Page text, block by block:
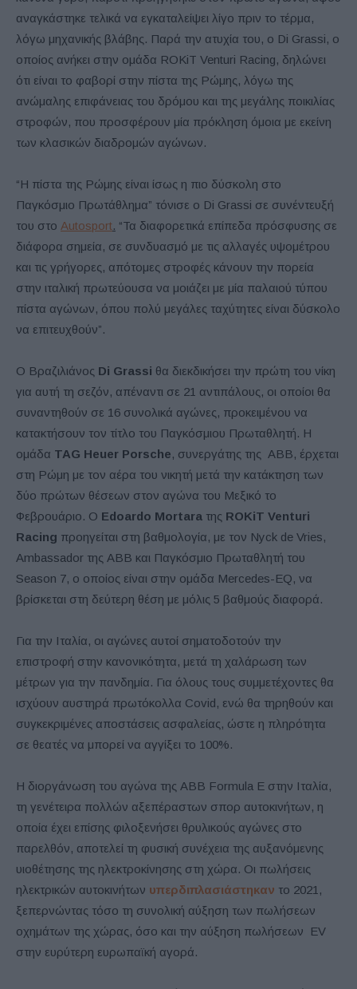
αναγκάστηκε τελικά να εγκαταλείψει λίγο πριν το τέρμα,
λόγω μηχανικής βλάβης. Παρά την ατυχία του, ο Di Grassi, ο
οποίος ανήκει στην ομάδα ROKiT Venturi Racing, δηλώνει
ότι είναι το φαβορί στην πίστα της Ρώμης, λόγω της
ανώμαλης επιφάνειας του δρόμου και της μεγάλης ποικιλίας
στροφών, που προσφέρουν μία πρόκληση όμοια με εκείνη
των κλασικών διαδρομών αγώνων.
“Η πίστα της Ρώμης είναι ίσως η πιο δύσκολη στο
Παγκόσμιο Πρωτάθλημα” τόνισε ο Di Grassi σε συνέντευξή
του στο Autosport. “Τα διαφορετικά επίπεδα πρόσφυσης σε
διάφορα σημεία, σε συνδυασμό με τις αλλαγές υψομέτρου
και τις γρήγορες, απότομες στροφές κάνουν την πορεία
στην ιταλική πρωτεύουσα να μοιάζει με μία παλαιού τύπου
πίστα αγώνων, όπου πολύ μεγάλες ταχύτητες είναι δύσκολο
να επιτευχθούν”.
Ο Βραζιλιάνος Di Grassi θα διεκδικήσει την πρώτη του νίκη
για αυτή τη σεζόν, απέναντι σε 21 αντιπάλους, οι οποίοι θα
συναντηθούν σε 16 συνολικά αγώνες, προκειμένου να
κατακτήσουν τον τίτλο του Παγκόσμιου Πρωταθλητή. Η
ομάδα TAG Heuer Porsche, συνεργάτης της ABB, έρχεται
στη Ρώμη με τον αέρα του νικητή μετά την κατάκτηση των
δύο πρώτων θέσεων στον αγώνα του Μεξικό το
Φεβρουάριο. Ο Edoardo Mortara της ROKiT Venturi
Racing προηγείται στη βαθμολογία, με τον Nyck de Vries,
Ambassador της ABB και Παγκόσμιο Πρωταθλητή του
Season 7, ο οποίος είναι στην ομάδα Mercedes-EQ, να
βρίσκεται στη δεύτερη θέση με μόλις 5 βαθμούς διαφορά.
Για την Ιταλία, οι αγώνες αυτοί σηματοδοτούν την
επιστροφή στην κανονικότητα, μετά τη χαλάρωση των
μέτρων για την πανδημία. Για όλους τους συμμετέχοντες θα
ισχύουν αυστηρά πρωτόκολλα Covid, ενώ θα τηρηθούν και
συγκεκριμένες αποστάσεις ασφαλείας, ώστε η πληρότητα
σε θεατές να μπορεί να αγγίξει το 100%.
Η διοργάνωση του αγώνα της ABB Formula E στην Ιταλία,
τη γενέτειρα πολλών αξεπέραστων σπορ αυτοκινήτων, η
οποία έχει επίσης φιλοξενήσει θρυλικούς αγώνες στο
παρελθόν, αποτελεί τη φυσική συνέχεια της αυξανόμενης
υιοθέτησης της ηλεκτροκίνησης στη χώρα. Οι πωλήσεις
ηλεκτρικών αυτοκινήτων υπερδιπλασιάστηκαν το 2021,
ξεπερνώντας τόσο τη συνολική αύξηση των πωλήσεων
οχημάτων της χώρας, όσο και την αύξηση πωλήσεων EV
στην ευρύτερη ευρωπαϊκή αγορά.